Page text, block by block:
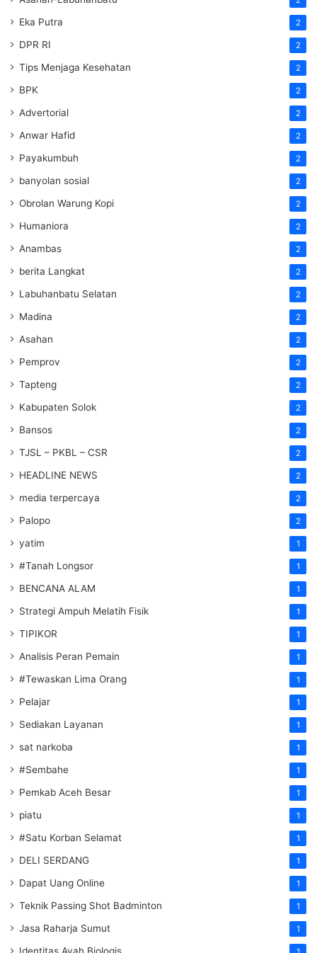
Eka Putra 2
DPR RI 2
Tips Menjaga Kesehatan 2
BPK 2
Advertorial 2
Anwar Hafid 2
Payakumbuh 2
banyolan sosial 2
Obrolan Warung Kopi 2
Humaniora 2
Anambas 2
berita Langkat 2
Labuhanbatu Selatan 2
Madina 2
Asahan 2
Pemprov 2
Tapteng 2
Kabupaten Solok 2
Bansos 2
TJSL – PKBL – CSR 2
HEADLINE NEWS 2
media terpercaya 2
Palopo 2
yatim 1
#Tanah Longsor 1
BENCANA ALAM 1
Strategi Ampuh Melatih Fisik 1
TIPIKOR 1
Analisis Peran Pemain 1
#Tewaskan Lima Orang 1
Pelajar 1
Sediakan Layanan 1
sat narkoba 1
#Sembahe 1
Pemkab Aceh Besar 1
piatu 1
#Satu Korban Selamat 1
DELI SERDANG 1
Dapat Uang Online 1
Teknik Passing Shot Badminton 1
Jasa Raharja Sumut 1
Identitas Ayah Biologis